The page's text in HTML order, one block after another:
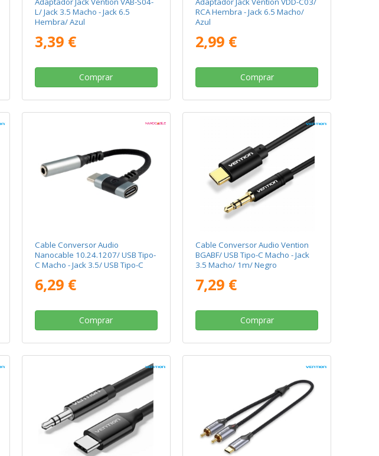
L/ Jack 3.5 Macho - Jack 6.5
Hembra/ Azul
3,39 €
Comprar
RCA Hembra - Jack 6.5 Macho/
Azul
2,99 €
Comprar
Cable Conversor Audio
Nanocable 10.24.1207/ USB Tipo-
C Macho - Jack 3.5/ USB Tipo-C
6,29 €
Comprar
Cable Conversor Audio Vention
BGABF/ USB Tipo-C Macho - Jack
3.5 Macho/ 1m/ Negro
7,29 €
Comprar